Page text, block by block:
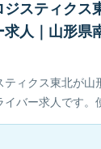
スティクス
人｜山形県
ィクス東北が山
バー求人です。
免許は- フォーク